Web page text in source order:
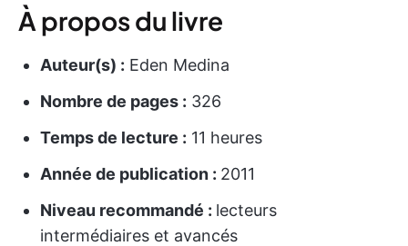
À propos du livre
Auteur(s) : Eden Medina
Nombre de pages : 326
Temps de lecture : 11 heures
Année de publication : 2011
Niveau recommandé : lecteurs
intermédiaires et avancés